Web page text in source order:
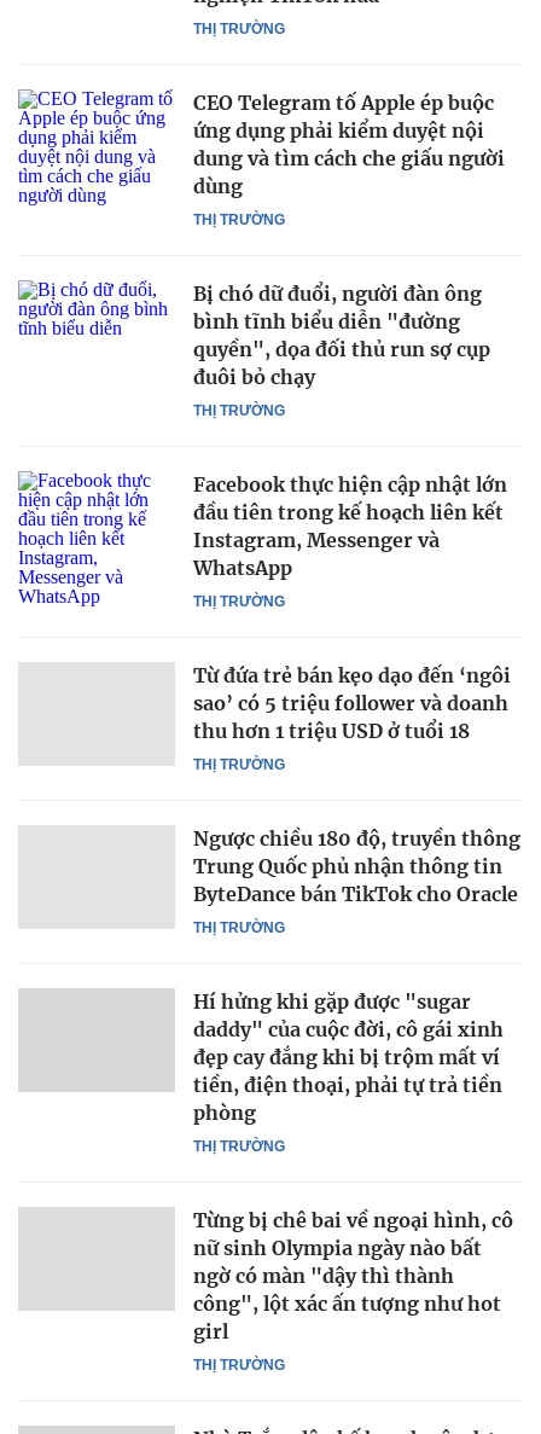
THỊ TRƯỜNG
THỊ TRƯỜNG
CEO Telegram tố Apple ép buộc
ứng dụng phải kiểm duyệt nội
dung và tìm cách che giấu người
dùng
THỊ TRƯỜNG
Bị chó dữ đuổi, người đàn ông
bình tĩnh biểu diễn "đường
quyền", dọa đối thủ run sợ cụp
đuôi bỏ chạy
THỊ TRƯỜNG
Facebook thực hiện cập nhật lớn
đầu tiên trong kế hoạch liên kết
Instagram, Messenger và
WhatsApp
THỊ TRƯỜNG
Từ đứa trẻ bán kẹo dạo đến ‘ngôi
sao’ có 5 triệu follower và doanh
thu hơn 1 triệu USD ở tuổi 18
THỊ TRƯỜNG
Ngược chiều 180 độ, truyền thông
Trung Quốc phủ nhận thông tin
ByteDance bán TikTok cho Oracle
THỊ TRƯỜNG
Hí hửng khi gặp được "sugar
daddy" của cuộc đời, cô gái xinh
đẹp cay đắng khi bị trộm mất ví
tiền, điện thoại, phải tự trả tiền
phòng
THỊ TRƯỜNG
Từng bị chê bai về ngoại hình, cô
nữ sinh Olympia ngày nào bất
ngờ có màn "dậy thì thành
công", lột xác ấn tượng như hot
girl